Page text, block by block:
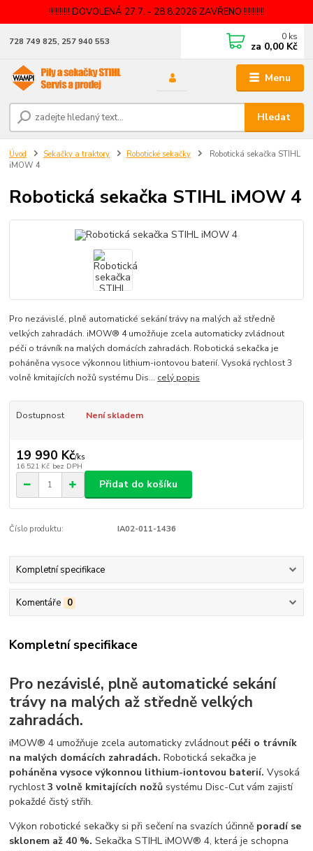
!!!!!!!!!! DOVOLENÁ 27.7. - 28.8.2026 ZAVŘENO !!!!!!!!!!
Menu
Hledat
728 749 825, 257 940 553 0 ks
za 0,00 Kč
Úvod Sekačky a traktory Robotické sekačky
Robotická sekačka STIHL
iMOW 4
Robotická sekačka STIHL iMOW 4
Pro nezávislé, plně automatické sekání trávy na malých až středně
velkých zahradách. iMOW® 4 umožňuje zcela automaticky zvládnout
péči o trávník na malých domácích zahradách. Robotická sekačka je
poháněna vysoce výkonnou lithium-iontovou baterií. Vysoká rychlost 3
volně kmitajících nožů systému Dis... celý popis
Dostupnost Není skladem
19 990 Kč/ks
16 521 Kč bez DPH
Přidat do košíku
Číslo produktu: IA02-011-1436
Kompletní specifikace
Komentáře 0
Kompletní specifikace
Pro nezávislé, plně automatické sekání
trávy na malých až středně velkých
zahradách.
iMOW® 4 umožňuje zcela automaticky zvládnout péči o trávník
na malých domácích zahradách.Robotická sekačka je
poháněna vysoce výkonnou lithium-iontovou baterií. Vysoká
rychlost3 volně kmitajících nožů systému Disc-Cut vám zajistí
pokaždé čistý střih.
Výkon robotické sekačky si při sečení na svazích účinně poradí se
sklonem až 40 %.Sekačka STIHL iMOW® 4, která je schopna